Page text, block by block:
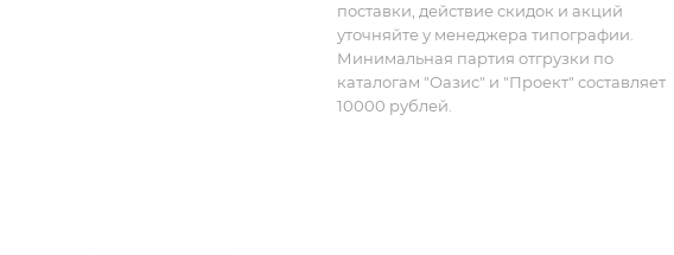
поставки, действие скидок и акций
уточняйте у менеджера типографии.
Минимальная партия отгрузки по
каталогам "Оазис" и "Проект" составляет
10000 рублей.